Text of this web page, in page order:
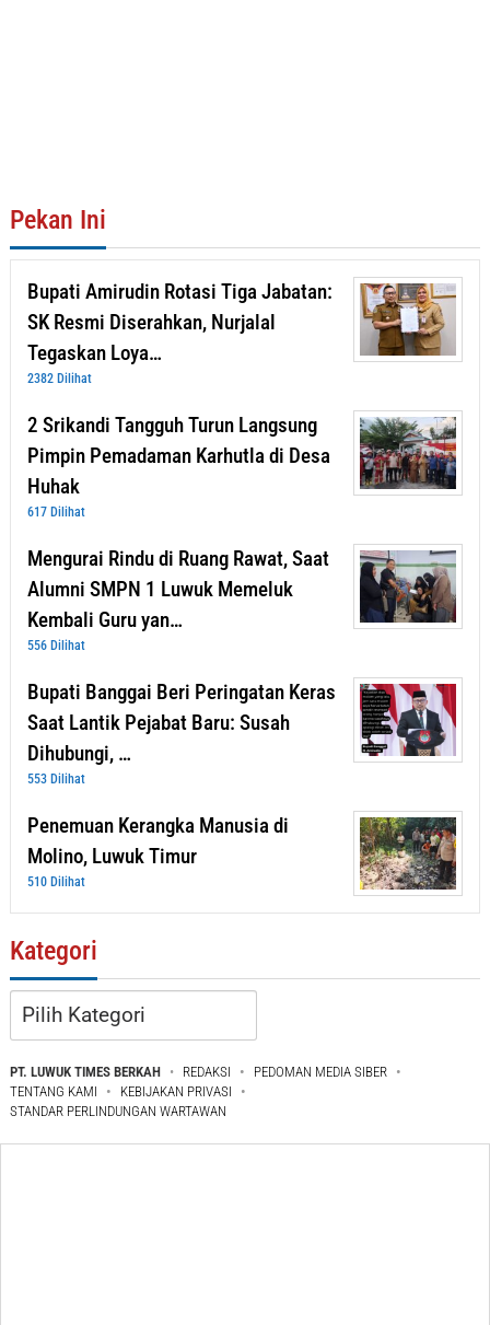
Pekan Ini
Bupati Amirudin Rotasi Tiga Jabatan:
SK Resmi Diserahkan, Nurjalal
Tegaskan Loya…
2382 Dilihat
2 Srikandi Tangguh Turun Langsung
Pimpin Pemadaman Karhutla di Desa
Huhak
617 Dilihat
Mengurai Rindu di Ruang Rawat, Saat
Alumni SMPN 1 Luwuk Memeluk
Kembali Guru yan…
556 Dilihat
Bupati Banggai Beri Peringatan Keras
Saat Lantik Pejabat Baru: Susah
Dihubungi, …
553 Dilihat
Penemuan Kerangka Manusia di
Molino, Luwuk Timur
510 Dilihat
Kategori
Kategori
PT. LUWUK TIMES BERKAH REDAKSI
PEDOMAN MEDIA SIBER
TENTANG KAMI
KEBIJAKAN PRIVASI
STANDAR PERLINDUNGAN WARTAWAN